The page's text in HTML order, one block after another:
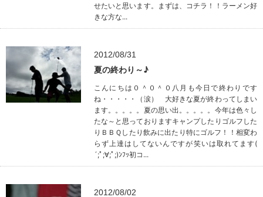
せたいと思います。まずは、コチラ！！ラーメン好
きな方な...
2012/08/31
夏の終わり～♪
こんにちは０＾０＾０八月も今日で終わりです
ね・・・・・（涙） 大好きな夏が終わってしまい
ます。。。。。夏の思い出。。。。。今年は色々し
たな～と思っておりますキャンプしたりゴルフした
りＢＢＱしたり飲みに出たり特にゴルフ！！相変わ
らず上達はしてないんですが笑いは取れてます(
´;ﾟ;∀;ﾟ;)ﾝﾌｯ初コ...
2012/08/02